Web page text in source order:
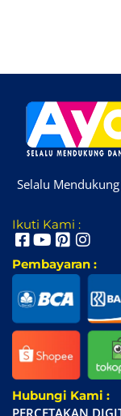
Selalu
Ikuti Kami :
Pembayaran :
Hubungi Kami :
PERCETAKAN